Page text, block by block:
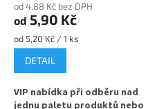
od 4,88 Kč bez DPH
od 5,90 Kč
Měrná
cena:
od 5,20 Kč / 1 ks
DETAIL
VIP nabídka při odběru nad
jednu paletu produktů nebo